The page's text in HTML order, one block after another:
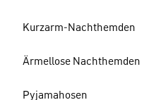
Kurzarm-Nachthemden
Ärmellose Nachthemden
Pyjamahosen